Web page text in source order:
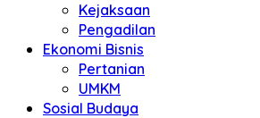
Kejaksaan
Pengadilan
Ekonomi Bisnis
Pertanian
UMKM
Sosial Budaya